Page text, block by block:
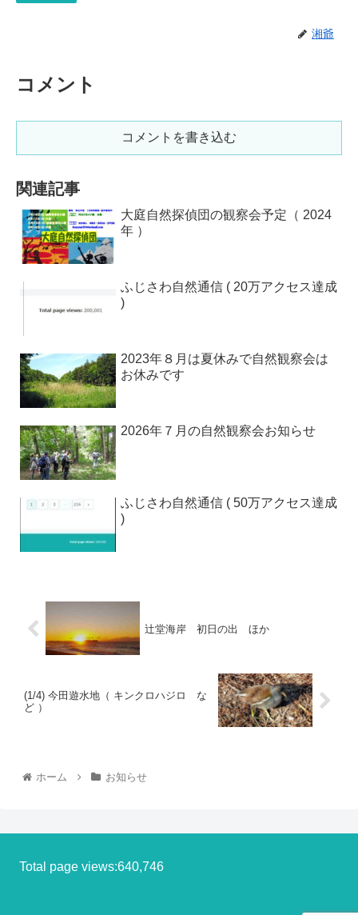
湘爺
コメント
コメントを書き込む
関連記事
大庭自然探偵団の観察会予定（ 2024
年 ）
ふじさわ自然通信 ( 20万アクセス達成
)
2023年８月は夏休みで自然観察会は
お休みです
2026年７月の自然観察会お知らせ
ふじさわ自然通信 ( 50万アクセス達成
)
辻堂海岸 初日の出 ほか
(1/4) 今田遊水地（ キンクロハジロ な
ど ）
ホーム お知らせ
Total page views:640,746